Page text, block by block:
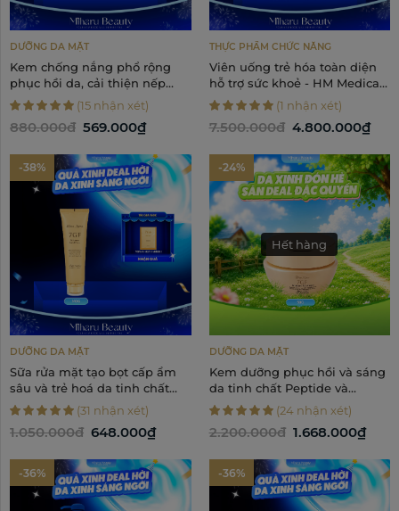
DƯỠNG DA MẶT
Kem chống nắng phổ rộng
phục hồi da, cải thiện nếp
nhăn - 7GF UV Care & Tone-up
SPF50+/PA++++ 80g
(15 nhận xét)
880.000đ 569.000₫
THỰC PHẨM CHỨC NĂNG
Viên uống trẻ hóa toàn diện
hỗ trợ sức khoẻ - HM Medical
NMN 18000+(1 nhận xét)
7.500.000đ 4.800.000₫
-38%
DƯỠNG DA MẶT
Sữa rửa mặt tạo bọt cấp ẩm
sâu và trẻ hoá da tinh chất
Peptide và Collagen - 7GF
Moisture Facial Foam 140g
(31 nhận xét)
1.050.000đ 648.000₫
-24%
Hết hàng
DƯỠNG DA MẶT
Kem dưỡng phục hồi và sáng
da tinh chất Peptide và
Collagen - 7GF Moisture Face
Cream 50g
(24 nhận xét)
2.200.000đ 1.668.000₫
-36% -36%